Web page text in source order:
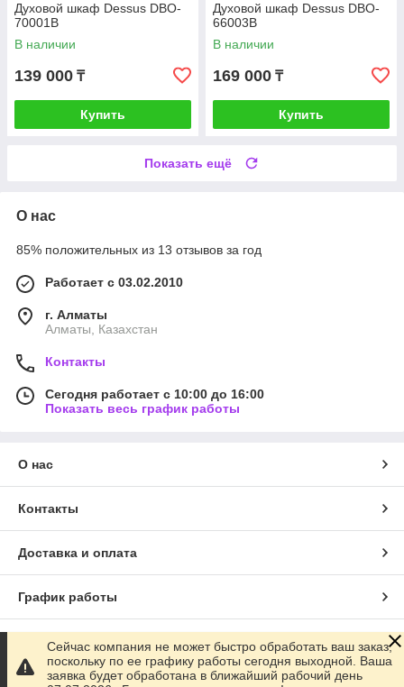
Духовой шкаф Dessus DBO-
70001B
В наличии
139 000 ₸
Купить
Духовой шкаф Dessus DBO-
66003B
В наличии
169 000 ₸
Купить
Показать ещё
О нас
85% положительных из 13 отзывов за год
Работает с 03.02.2010
г. Алматы
Алматы, Казахстан
Контакты
Сегодня работает с 10:00 до 16:00
Показать весь график работы
О нас
Контакты
Доставка и оплата
График работы
Полная версия сайта
Сейчас компания не может быстро обработать ваш заказ,
поскольку по ее графику работы сегодня выходной. Ваша
заявка будет обработана в ближайший рабочий день